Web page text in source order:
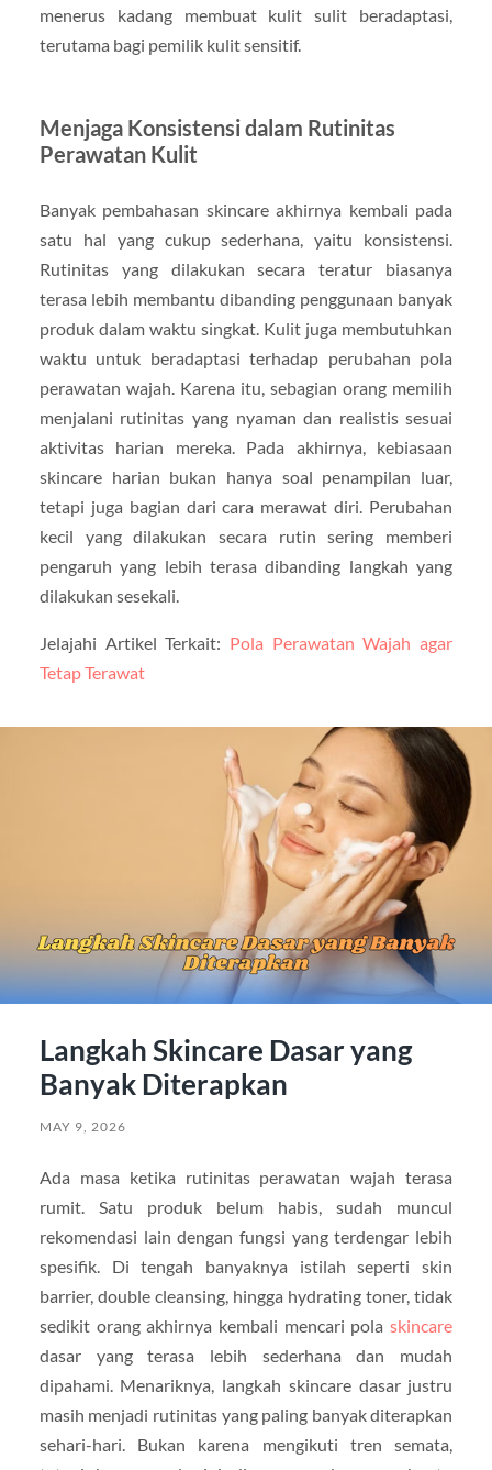
menerus kadang membuat kulit sulit beradaptasi,
terutama bagi pemilik kulit sensitif.
Menjaga Konsistensi dalam Rutinitas
Perawatan Kulit
Banyak pembahasan skincare akhirnya kembali pada
satu hal yang cukup sederhana, yaitu konsistensi.
Rutinitas yang dilakukan secara teratur biasanya
terasa lebih membantu dibanding penggunaan banyak
produk dalam waktu singkat. Kulit juga membutuhkan
waktu untuk beradaptasi terhadap perubahan pola
perawatan wajah. Karena itu, sebagian orang memilih
menjalani rutinitas yang nyaman dan realistis sesuai
aktivitas harian mereka. Pada akhirnya, kebiasaan
skincare harian bukan hanya soal penampilan luar,
tetapi juga bagian dari cara merawat diri. Perubahan
kecil yang dilakukan secara rutin sering memberi
pengaruh yang lebih terasa dibanding langkah yang
dilakukan sesekali.
Jelajahi Artikel Terkait: Pola Perawatan Wajah agar
Tetap Terawat
Langkah Skincare Dasar yang
Banyak Diterapkan
MAY 9, 2026
Ada masa ketika rutinitas perawatan wajah terasa
rumit. Satu produk belum habis, sudah muncul
rekomendasi lain dengan fungsi yang terdengar lebih
spesifik. Di tengah banyaknya istilah seperti skin
barrier, double cleansing, hingga hydrating toner, tidak
sedikit orang akhirnya kembali mencari polaskincare
dasar yang terasa lebih sederhana dan mudah
dipahami. Menariknya, langkah skincare dasar justru
masih menjadi rutinitas yang paling banyak diterapkan
sehari-hari. Bukan karena mengikuti tren semata,